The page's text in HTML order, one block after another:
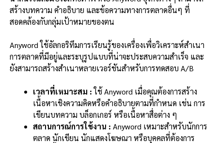
สร้างบทความ คำอธิบาย และข้อความทางการตลาดอื่นๆ ที่
สอดคล้องกับกลุ่มเป้าหมายของตน
Anyword ใช้อัลกอริทึมการเรียนรู้ของเครื่องเพื่อวิเคราะห์สำเนา
การตลาดที่มีอยู่และระบุรูปแบบที่น่าจะประสบความสำเร็จ และ
ยังสามารถสร้างสำเนาหลายเวอร์ชันสำหรับการทดสอบ A/B
เวลาที่เหมาะสม :ใช้ Anyword เมื่อคุณต้องการสร้าง
เนื้อหาเชิงความคิดหรือคำอธิบายตามที่กำหนด เช่น การ
เขียนบทความ บล็อกเกอร์ หรือเนื้อหาสื่อต่าง ๆ
สถานการณ์การใช้งาน : Anyword เหมาะสำหรับนักการ
ตลาด นักเขียน นักแสดงโฆษณา หรือบุคคลที่ต้องการ